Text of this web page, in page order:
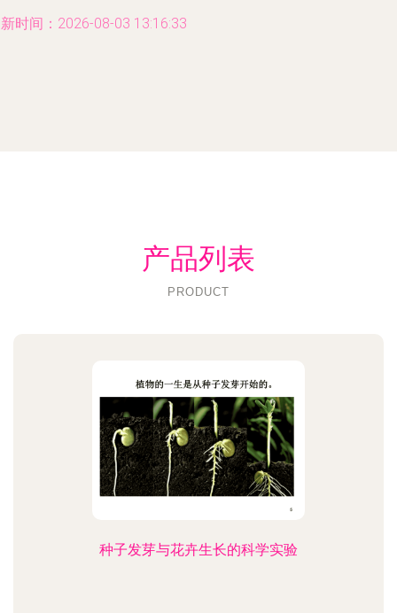
时间：2026-08-03 13:16:33
产品列表
PRODUCT
种子发芽与花卉生长的科学实验